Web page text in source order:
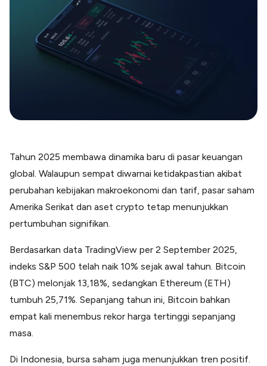
Paper XB
Bayar luar negeri pakai kartu kredit
Kartu Kredit Bisnis
Paper Card
Satu kartu untuk bisnis & personal
Food & Beverages
Kelola Multi Outlet & Supplier
Konstruksi
Terima Pembayaran Instan Dan CC
Lainnya
Open API
Integrasi sistem bisnis dengan API
Software Akuntansi
Pencatatan Laporan Keuangan Gratis
Blog
Kumpulan tips dan informasi bisnis
Tahun 2025 membawa dinamika baru di pasar keuangan
global. Walaupun sempat diwarnai ketidakpastian akibat
perubahan kebijakan makroekonomi dan tarif, pasar saham
Amerika Serikat dan aset crypto tetap menunjukkan
pertumbuhan signifikan.
Berdasarkan data TradingView per 2 September 2025,
indeks S&P 500 telah naik 10% sejak awal tahun. Bitcoin
(BTC) melonjak 13,18%, sedangkan Ethereum (ETH)
tumbuh 25,71%. Sepanjang tahun ini, Bitcoin bahkan
empat kali menembus rekor harga tertinggi sepanjang
masa.
Di Indonesia, bursa saham juga menunjukkan tren positif.